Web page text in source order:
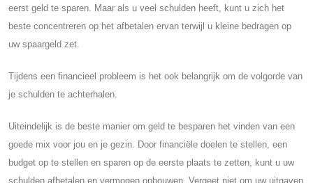
eerst geld te sparen. Maar als u veel schulden heeft, kunt u zich het
beste concentreren op het afbetalen ervan terwijl u kleine bedragen op
uw spaargeld zet.
Tijdens een financieel probleem is het ook belangrijk om de volgorde van
je schulden te achterhalen.
Uiteindelijk is de beste manier om geld te besparen het vinden van een
goede mix voor jou en je gezin. Door financiële doelen te stellen, een
budget op te stellen en sparen op de eerste plaats te zetten, kunt u uw
schulden afbetalen en vermogen opbouwen. Vergeet niet om uw uitgaven